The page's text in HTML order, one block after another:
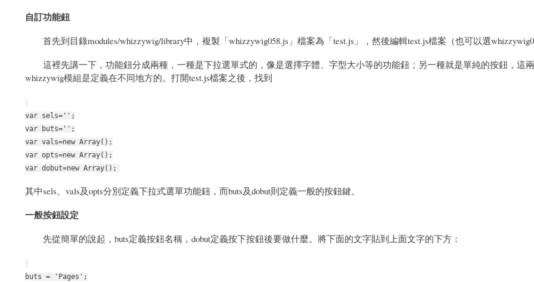
自訂功能鈕
首先到目錄modules/whizzywig/library中，複製「whizzywig058.js」檔案為「test.js」，然後編輯test.js檔案（也可以選
這裡先講一下，功能鈕分成兩種，一種是下拉選單式的，像是選擇字體、字型大小等的功能鈕；另一種就是單純的按鈕，這
whizzywig模組是定義在不同地方的。打開test.js檔案之後，找到
var sels='';
var buts='';
var vals=new Array();
var opts=new Array();
var dobut=new Array();
其中sels、vals及opts分別定義下拉式選單功能鈕，而buts及dobut則定義一般的按鈕鍵。
一般按鈕設定
先從簡單的說起，buts定義按鈕名稱，dobut定義按下按鈕後要做什麼。將下面的文字貼到上面文字的下方：
buts = 'Pages';